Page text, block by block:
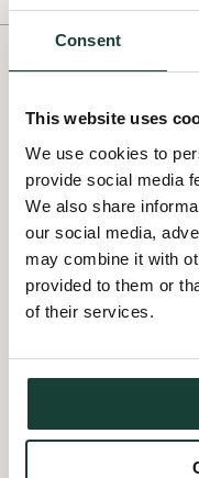
Consent
This website uses
We use cookies to
provide social media
We also share
our social media,
may combine it with
provided to them or
of their services.
PAST
All past events
22 February 2026
WORKSHOP
Baie-Comeau,